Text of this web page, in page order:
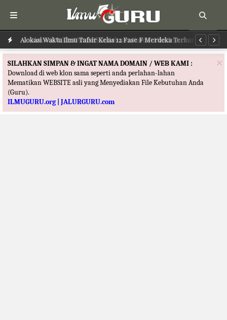
Alokasi Waktu Ilmu Tafsir Kelas 12 Fase F Merdeka Terbaru
×
SILAHKAN SIMPAN & INGAT NAMA DOMAIN / WEB KAMI :
Download di web klon sama seperti anda perlahan-lahan
Mematikan WEBSITE asli yang Menyediakan File Kebutuhan Anda
(Guru).
ILMUGURU.org | JALURGURU.com